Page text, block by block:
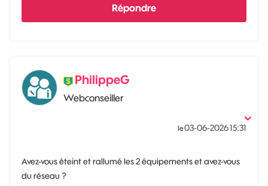
Répondre
PhilippeG
Webconseiller
le‎03-06-202615:31
Avez-vous éteint et rallumé les 2 équipements et avez-vous
du réseau ?